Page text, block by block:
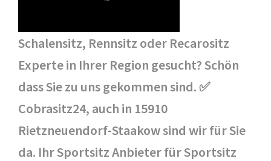
Schalensitz, Rennsitz oder Recarositz
Experte in Ihrer Region gesucht? Schön
dass Sie zu uns gekommen sind. ✅
Cobrasitz24, auch in 15910
Rietzneuendorf-Staakow sind wir für Sie
da. Ihr Sportsitz Anbieter für Sportsitz